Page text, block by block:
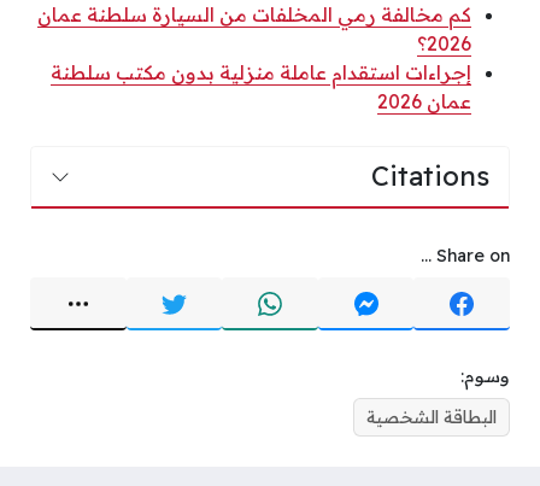
كم مخالفة رمي المخلفات من السيارة سلطنة عمان
2026؟
إجراءات استقدام عاملة منزلية بدون مكتب سلطنة
عمان 2026
Citations
Share on ...
وسوم:
البطاقة الشخصية